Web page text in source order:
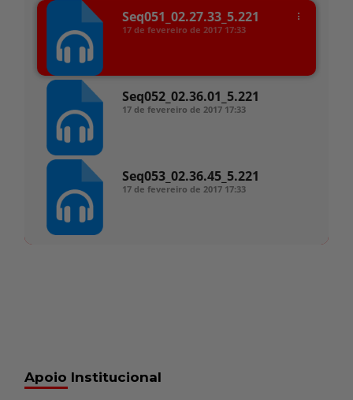
Seq051_02.27.33_5.221
17 de fevereiro de 2017 17:33
Seq052_02.36.01_5.221
17 de fevereiro de 2017 17:33
Seq053_02.36.45_5.221
17 de fevereiro de 2017 17:33
Apoio Institucional